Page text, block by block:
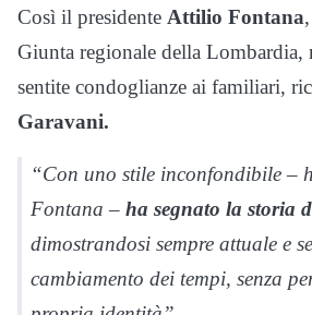
Così il presidente Attilio Fontana
Giunta regionale della Lombardia,
sentite condoglianze ai familiari,
Garavani.
“Con uno stile inconfondibile –
Fontana – ha segnato la storia
dimostrandosi sempre attuale e
cambiamento dei tempi, senza